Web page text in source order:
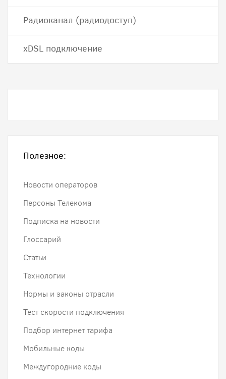
Радиоканал (радиодоступ)
хDSL подключение
Полезное:
Новости операторов
Персоны Телекома
Подписка на новости
Глоссарий
Статьи
Технологии
Нормы и законы отрасли
Тест скорости подключения
Подбор интернет тарифа
Мобильные коды
Междугородние коды